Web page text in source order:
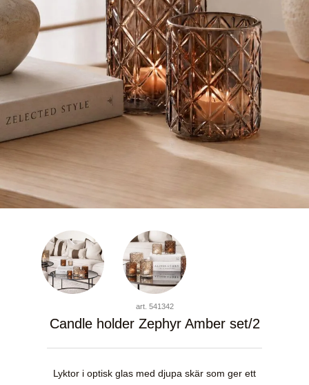
art. 541342
Candle holder Zephyr Amber set/2
Lyktor i optisk glas med djupa skär som ger ett